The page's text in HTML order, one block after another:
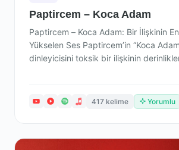
Paptircem – Koca Adam
Paptircem – Koca Adam: Bir İlişkinin
Yükselen Ses Paptircem’in “Koca
dinleyicisini toksik bir ilişkinin
417 kelime Yorumlu